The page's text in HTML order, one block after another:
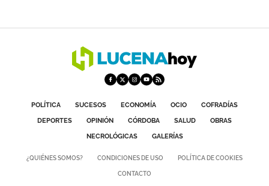
POLÍTICA SUCESOS ECONOMÍA OCIO
COFRADÍAS
DEPORTES
OPINIÓN CÓRDOBA SALUD
OBRAS
NECROLÓGICAS
GALERÍAS
¿QUIÉNES SOMOS? CONDICIONES DE USO POLÍTICA DE COOKIES
CONTACTO